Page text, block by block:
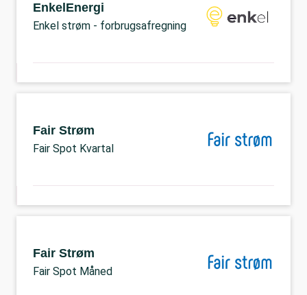
EnkelEnergi
Enkel strøm - forbrugsafregning
Fair Strøm
Fair Spot Kvartal
Fair Strøm
Fair Spot Måned